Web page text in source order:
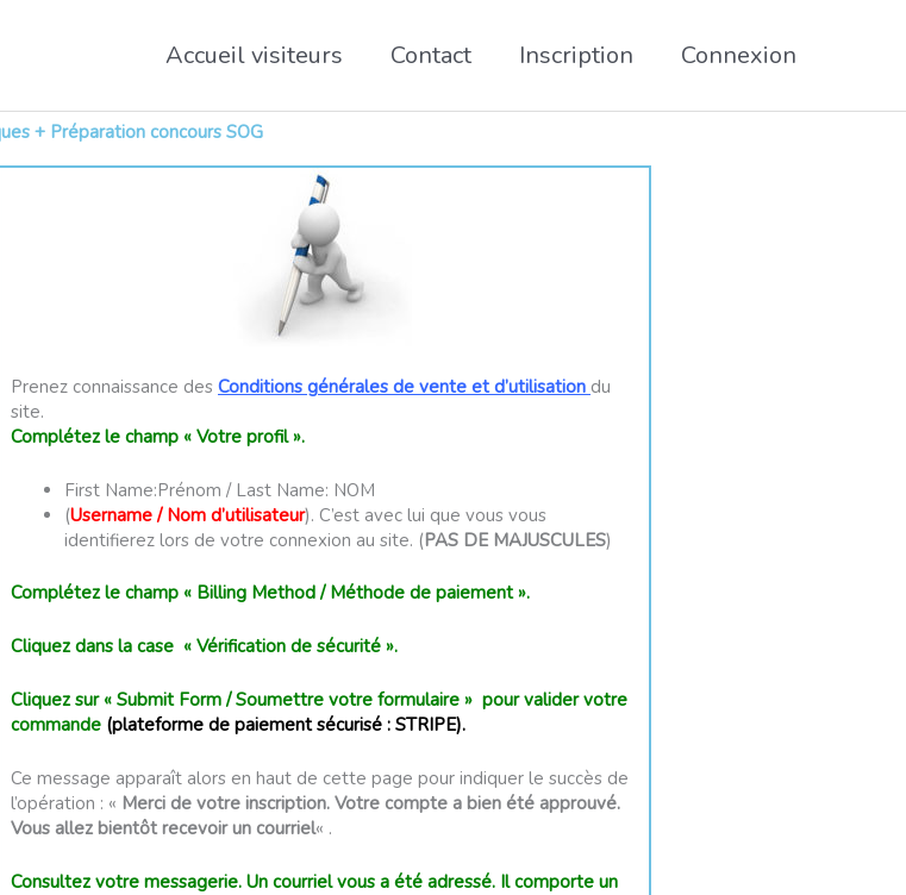
Accueil visiteurs Contact Inscription Connexion
+ Préparation concours SOG
Prenez connaissance des Conditions générales de vente et d’utilisation du
site.
Complétez le champ « Votre profil ».
First Name:Prénom / Last Name: NOM
(Username / Nom d’utilisateur). C’est avec lui que vous vous
identifierez lors de votre connexion au site. (PAS DE MAJUSCULES)
Complétez le champ « Billing Method / Méthode de paiement ».
Cliquez dans la case « Vérification de sécurité ».
Cliquez sur « Submit Form / Soumettre votre formulaire » pour valider votre
commande (plateforme de paiement sécurisé : STRIPE).
Ce message apparaît alors en haut de cette page pour indiquer le succès de
l’opération : « Merci de votre inscription. Votre compte a bien été approuvé.
Vous allez bientôt recevoir un courriel« .
Consultez votre messagerie. Un courriel vous a été adressé. Il comporte un